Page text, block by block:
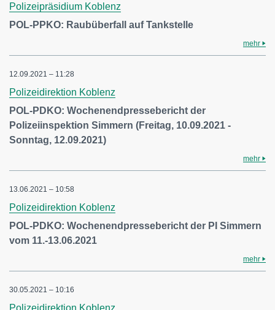
Polizeipräsidium Koblenz
POL-PPKO: Raubüberfall auf Tankstelle
mehr
12.09.2021 – 11:28
Polizeidirektion Koblenz
POL-PDKO: Wochenendpressebericht der
Polizeiinspektion Simmern (Freitag, 10.09.2021 -
Sonntag, 12.09.2021)
mehr
13.06.2021 – 10:58
Polizeidirektion Koblenz
POL-PDKO: Wochenendpressebericht der PI Simmern
vom 11.-13.06.2021
mehr
30.05.2021 – 10:16
Polizeidirektion Koblenz